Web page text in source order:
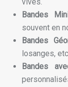
vives.
Bandes
souvent en
Bandes
losanges,
Bandes